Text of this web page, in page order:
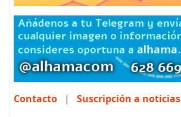
Contacto | Suscripción a noticias